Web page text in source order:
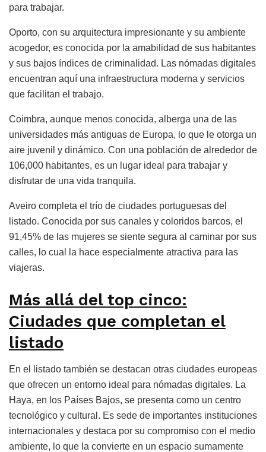
para trabajar.
Oporto, con su arquitectura impresionante y su ambiente
acogedor, es conocida por la amabilidad de sus habitantes
y sus bajos índices de criminalidad. Las nómadas digitales
encuentran aquí una infraestructura moderna y servicios
que facilitan el trabajo.
Coimbra, aunque menos conocida, alberga una de las
universidades más antiguas de Europa, lo que le otorga un
aire juvenil y dinámico. Con una población de alrededor de
106,000 habitantes, es un lugar ideal para trabajar y
disfrutar de una vida tranquila.
Aveiro completa el trío de ciudades portuguesas del
listado. Conocida por sus canales y coloridos barcos, el
91,45% de las mujeres se siente segura al caminar por sus
calles, lo cual la hace especialmente atractiva para las
viajeras.
Más allá del top cinco:
Ciudades que completan el
listado
En el listado también se destacan otras ciudades europeas
que ofrecen un entorno ideal para nómadas digitales. La
Haya, en los Países Bajos, se presenta como un centro
tecnológico y cultural. Es sede de importantes instituciones
internacionales y destaca por su compromiso con el medio
ambiente, lo que la convierte en un espacio sumamente